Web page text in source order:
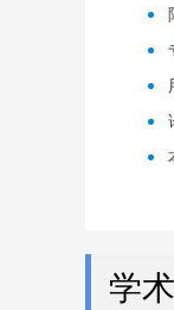
学